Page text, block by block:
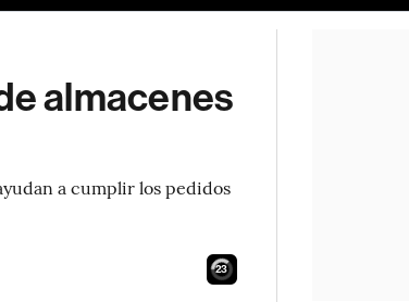
almacenes
a cumplir los pedidos
22